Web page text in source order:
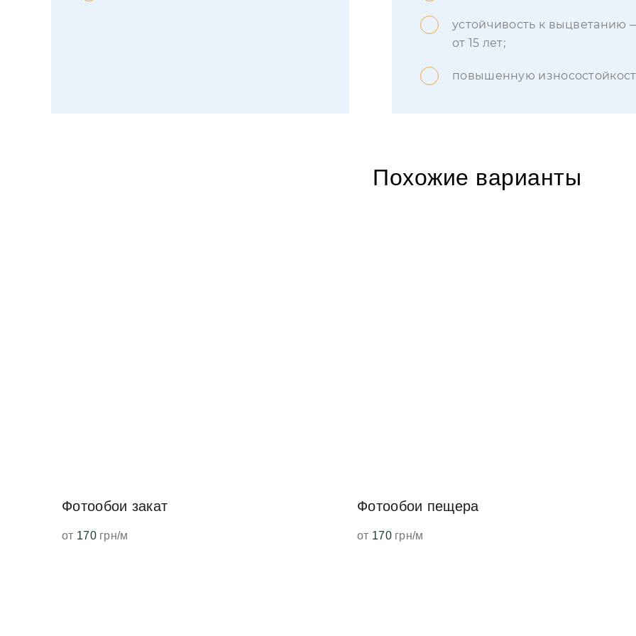
устойчивость к выцветанию
от 15 лет;
повышенную
Похожие варианты
Фотообои закат
от 170грн/м
Фотообои пещера
от 170грн/м